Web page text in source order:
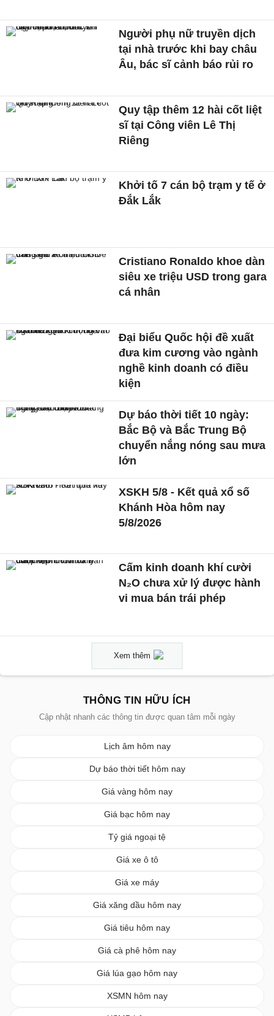
Người phụ nữ truyền dịch
tại nhà trước khi bay châu
Âu, bác sĩ cảnh báo rủi ro
Quy tập thêm 12 hài cốt liệt
sĩ tại Công viên Lê Thị
Riêng
Khởi tố 7 cán bộ trạm y tế ở
Đắk Lắk
Cristiano Ronaldo khoe dàn
siêu xe triệu USD trong gara
cá nhân
Đại biểu Quốc hội đề xuất
đưa kim cương vào ngành
nghề kinh doanh có điều
kiện
Dự báo thời tiết 10 ngày:
Bắc Bộ và Bắc Trung Bộ
chuyển nắng nóng sau mưa
lớn
XSKH 5/8 - Kết quả xổ số
Khánh Hòa hôm nay
5/8/2026
Cấm kinh doanh khí cười
N₂O chưa xử lý được hành
vi mua bán trái phép
Xem thêm
THÔNG TIN HỮU ÍCH
Cập nhật nhanh các thông tin được quan tâm mỗi ngày
Lịch âm hôm nay
Dự báo thời tiết hôm nay
Giá vàng hôm nay
Giá bạc hôm nay
Tỷ giá ngoại tệ
Giá xe ô tô
Giá xe máy
Giá xăng dầu hôm nay
Giá tiêu hôm nay
Giá cà phê hôm nay
Giá lúa gạo hôm nay
XSMN hôm nay